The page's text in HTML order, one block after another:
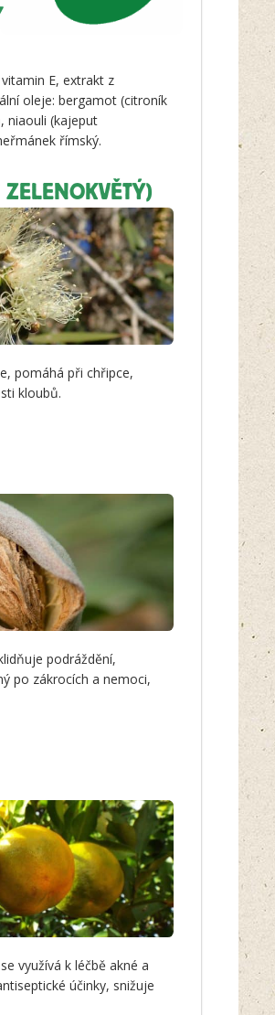
E, extrakt z
oleje: bergamot (citroník
niaouli (kajeput
římský.
pomáhá při chřipce,
kloubů.
podráždění,
po zákrocích a nemoci,
využívá k léčbě akné a
účinky, snižuje